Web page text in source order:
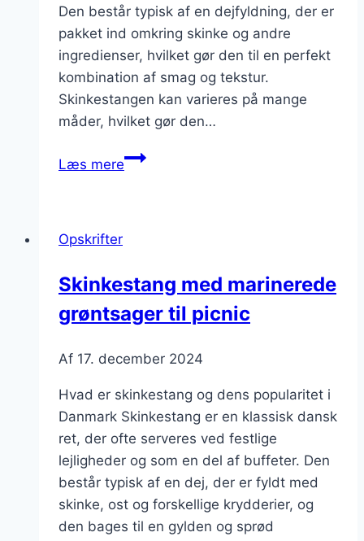
Den består typisk af en dejfyldning, der er
pakket ind omkring skinke og andre
ingredienser, hvilket gør den til en perfekt
kombination af smag og tekstur.
Skinkestangen kan varieres på mange
måder, hvilket gør den…
Læs mereSkinkestang
Opskrifter
Skinkestang med marinerede
grøntsager til picnic
Af 17. december 2024
Hvad er skinkestang og dens popularitet i
Danmark Skinkestang er en klassisk dansk
ret, der ofte serveres ved festlige
lejligheder og som en del af buffeter. Den
består typisk af en dej, der er fyldt med
skinke, ost og forskellige krydderier, og
den bages til en gylden og sprød